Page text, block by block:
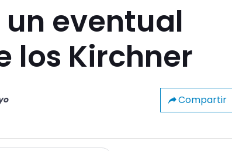
eventual
los Kirchner
Compartir